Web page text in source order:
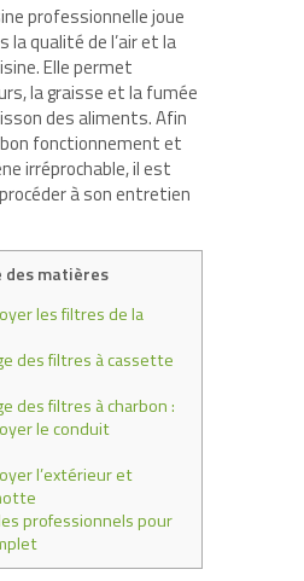
professionnelle joue
la qualité de l’air et la
Elle permet
la graisse et la fumée
des aliments. Afin
fonctionnement et
irréprochable, il est
à son entretien
des matières
les filtres de la
des filtres à cassette
des filtres à charbon :
le conduit
l’extérieur et
professionnels pour